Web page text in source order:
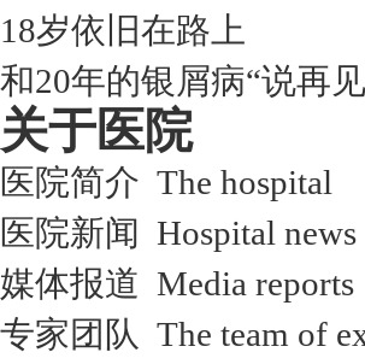
18岁依旧在路上
和20年的银屑病“说再
关于医院
医院简介 The hospital
医院新闻 Hospital news
媒体报道 Media reports
专家团队 The team of